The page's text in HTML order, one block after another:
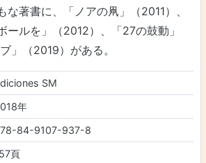
な著書に、「ノアの凧」（2011）、
ールを」（2012）、「27の鼓動」
」（2019）がある。
SM
年
84-9107-937-8
頁